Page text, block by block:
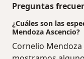
Preguntas
¿Cuáles son las
Mendoza Ascencio?
Cornelio Mendoza